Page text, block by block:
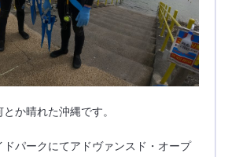
か晴れた沖縄です。
パークにてアドヴァンスド・オープ